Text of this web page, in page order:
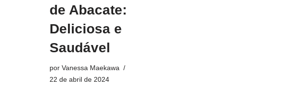
de Abacate:
Deliciosa e
Saudável
por Vanessa Maekawa
22 de abril de 2024